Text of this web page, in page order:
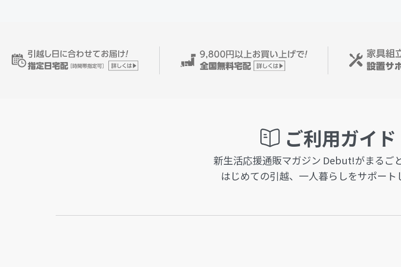
ご利用ガイド
新生活応援通販マガジン Debut!がまるご
はじめての引越、一人暮らしをサポート